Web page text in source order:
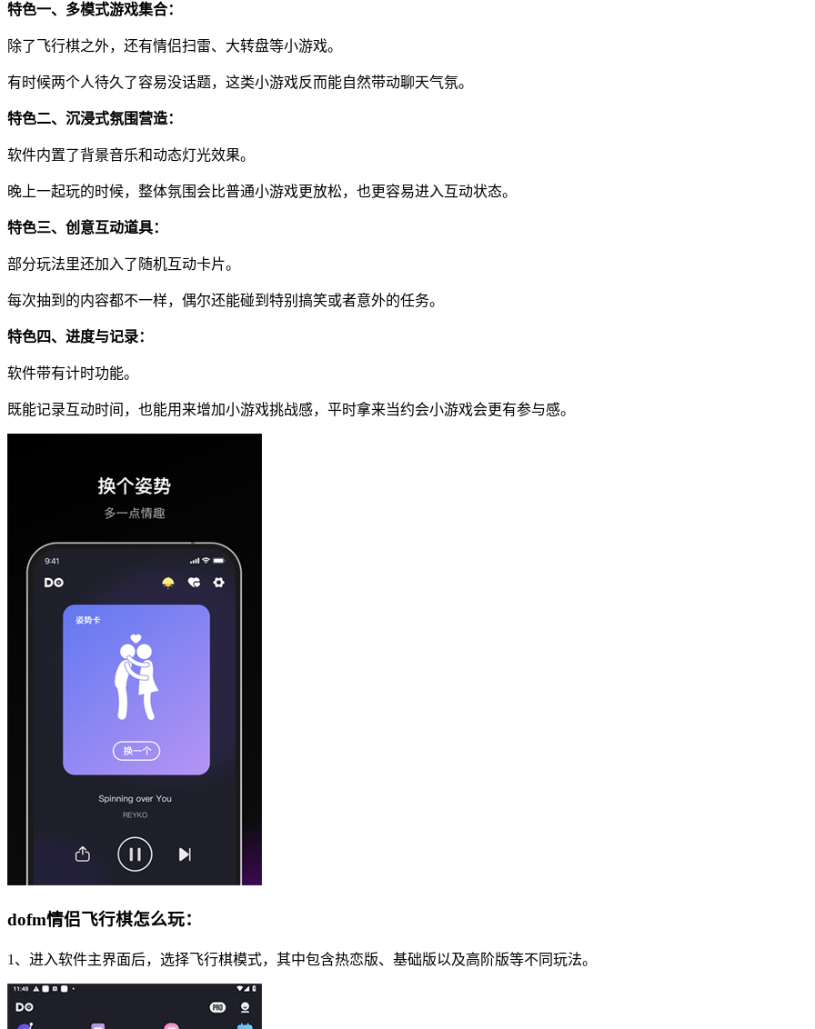
特色一、多模式游戏集合：
除了飞行棋之外，还有情侣扫雷、大转盘等小游戏。
有时候两个人待久了容易没话题，这类小游戏反而能自然带动聊天气氛。
特色二、沉浸式氛围营造：
软件内置了背景音乐和动态灯光效果。
晚上一起玩的时候，整体氛围会比普通小游戏更放松，也更容易进入互动状态。
特色三、创意互动道具：
部分玩法里还加入了随机互动卡片。
每次抽到的内容都不一样，偶尔还能碰到特别搞笑或者意外的任务。
特色四、进度与记录：
软件带有计时功能。
既能记录互动时间，也能用来增加小游戏挑战感，平时拿来当约会小游戏会更有参与感。
dofm情侣飞行棋怎么玩：
1、进入软件主界面后，选择飞行棋模式，其中包含热恋版、基础版以及高阶版等不同玩法。